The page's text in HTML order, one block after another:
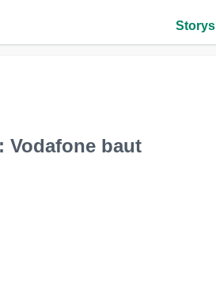
Storys
Vodafone baut